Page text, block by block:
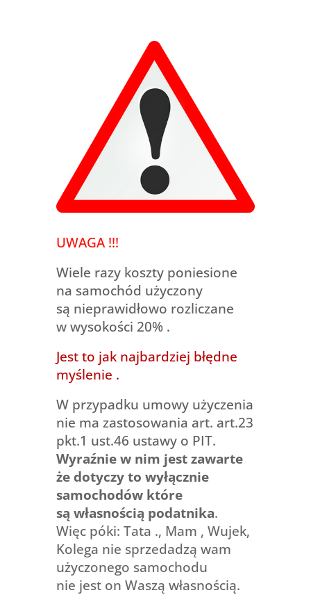
UWAGA !!!
Wiele razy koszty poniesione
na samochód użyczony
są nieprawidłowo rozliczane
w wysokości 20% .
Jest to jak najbardziej błędne
myślenie .
W przypadku umowy użyczenia
nie ma zastosowania art. art.23
pkt.1 ust.46 ustawy o PIT.
Wyraźnie w nim jest zawarte
że dotyczy to wyłącznie
samochodów które
są własnością podatnika.
Więc póki: Tata ., Mam , Wujek,
Kolega nie sprzedadzą wam
użyczonego samochodu
nie jest on Waszą własnością.